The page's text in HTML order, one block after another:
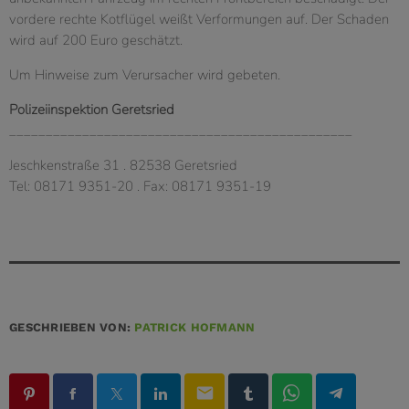
vordere rechte Kotflügel weißt Verformungen auf. Der Schaden
wird auf 200 Euro geschätzt.
Um Hinweise zum Verursacher wird gebeten.
Polizeiinspektion Geretsried
Jeschkenstraße 31 . 82538 Geretsried
Tel: 08171 9351-20 . Fax: 08171 9351-19
GESCHRIEBEN VON: PATRICK HOFMANN
email